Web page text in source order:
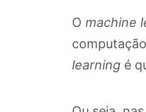
O machine
learning é